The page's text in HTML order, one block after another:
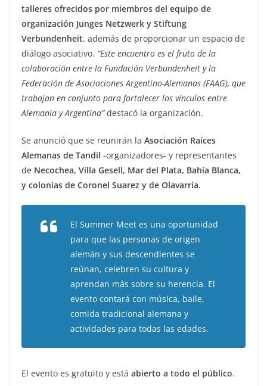
talleres ofrecidos por miembros del equipo de
organización Junges Netzwerk y Stiftung
Verbundenheit, además de proporcionar un espacio de
diálogo asociativo. “Este encuentro es el fruto de la
colaboración entre la Fundación Verbundenheit y la
Federación de Asociaciones Argentino-Alemanas (FAAG), que
trabajan en conjunto para fortalecer los vínculos entre
Alemania y Argentina”destacó la organización.
Se anunció que se reunirán la Asociación Raíces
Alemanas de Tandil -organizadores- y representantes
de Necochea, Villa Gesell, Mar del Plata, Bahía Blanca,
y colonias de Coronel Suarez y de Olavarría.
El Summer Meet es una oportunidad
para que las personas de origen
alemán y sus descendientes se
reúnan, celebren su cultura y
aprendan más sobre su herencia. El
evento contará con música, baile,
comida tradicional alemana y
actividades para todas las edades.
El evento es gratuito y está abierto a todo el público.